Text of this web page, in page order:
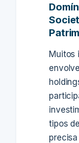
Muitos
tipos